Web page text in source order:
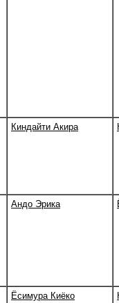
Киндайти Акира
Андо Эрика
Ёсимура Киёко